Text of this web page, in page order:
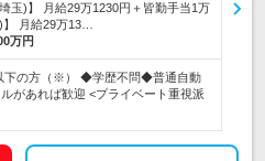
玉)】 月給29万1230円＋皆勤手当1万
月給29万13…
万円
下の方（※） ◆学歴不問◆普通自動
があれば歓迎 <プライベート重視派